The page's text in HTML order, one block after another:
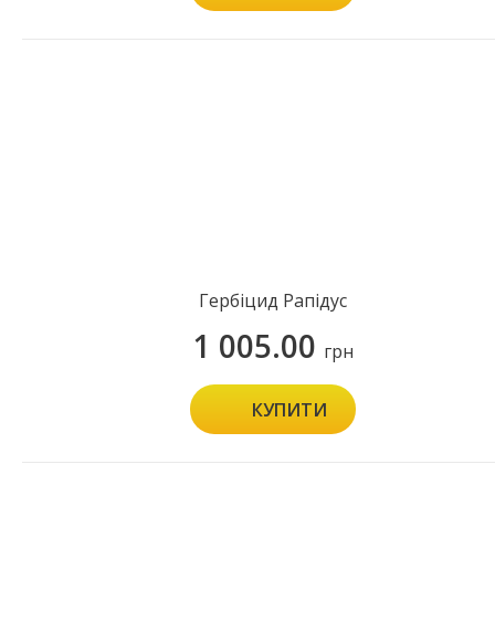
Гербіцид Рапідус
1 005.00 грн
КУПИТИ